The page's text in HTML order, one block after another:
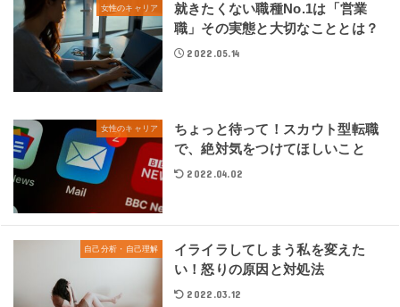
女性のキャリア
就きたくない職種No.1は「営業
職」その実態と大切なこととは？
2022.05.14
女性のキャリア
ちょっと待って！スカウト型転職
で、絶対気をつけてほしいこと
2022.04.02
自己分析・自己理解
イライラしてしまう私を変えた
い！怒りの原因と対処法
2022.03.12